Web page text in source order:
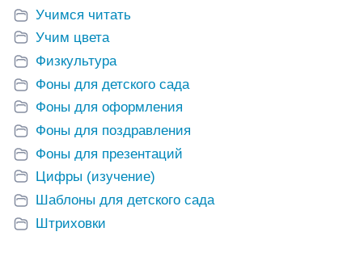
Учимся читать
Учим цвета
Физкультура
Фоны для детского сада
Фоны для оформления
Фоны для поздравления
Фоны для презентаций
Цифры (изучение)
Шаблоны для детского сада
Штриховки